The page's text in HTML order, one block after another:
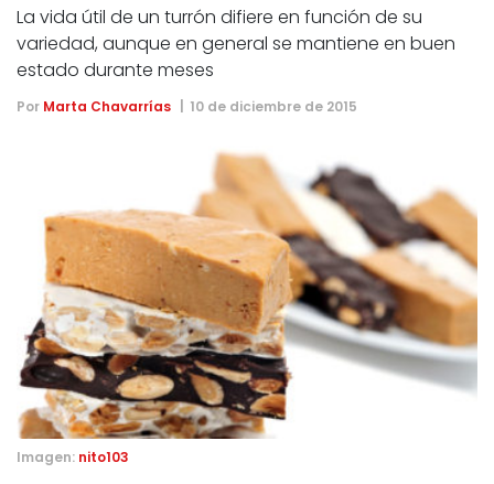
La vida útil de un turrón difiere en función de su
variedad, aunque en general se mantiene en buen
estado durante meses
Por Marta Chavarrías 10 de diciembre de 2015
Imagen: nito103